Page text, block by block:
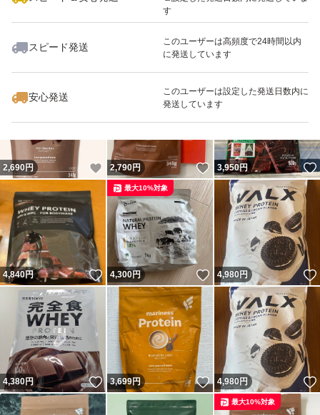
す
スピード発送
このユーザーは高頻度で24時間以内
に発送しています
安心発送
このユーザーは設定した発送日数内に
発送しています
いいね！
4,400
2,690円 いいね！
2,790円 いいね！
3,950円
4,840円 いいね！
4,300円 いいね！
最大10%対象
4,980円
4,380円 いいね！
3,699円 いいね！
4,980円
最大10%対象